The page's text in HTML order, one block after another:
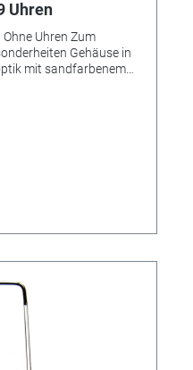
Uhren
Uhren Zum
Gehäuse in
mit sandfarbenem